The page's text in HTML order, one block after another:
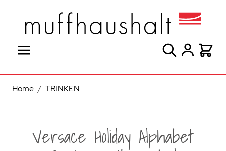
Suche
Home / TRINKEN
Versace Holiday Alphabet